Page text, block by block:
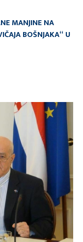
MANJINE NA
BOŠNJAKA“ U